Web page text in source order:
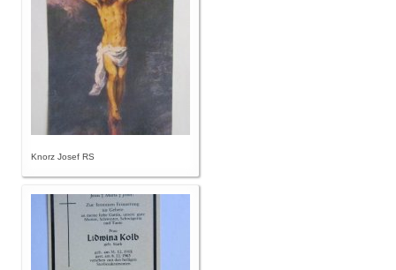
Knorz Josef RS